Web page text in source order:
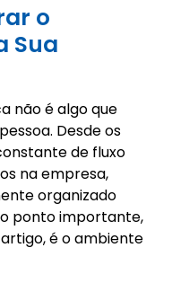
o
Sua
não é algo que
Desde os
de fluxo
na empresa,
organizado
ponto importante,
é o ambiente